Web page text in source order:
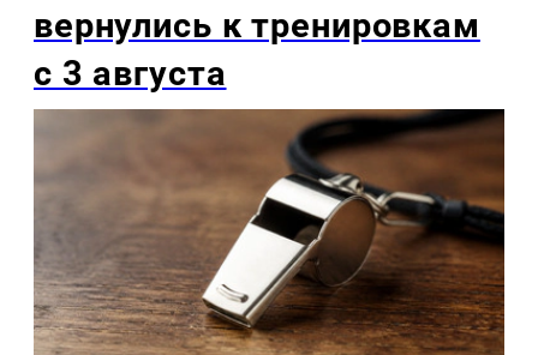
вернулись к тренировкам
с 3 августа